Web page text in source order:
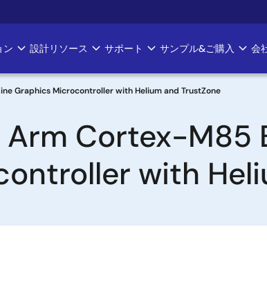
ン 設計リソース サポート サンプル&ご購入 会
Graphics Microcontroller with Helium and TrustZone
Arm Cortex-M85
with